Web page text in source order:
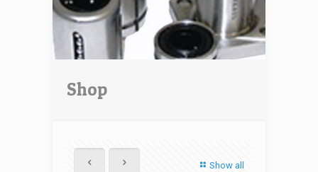
Shop
Show all